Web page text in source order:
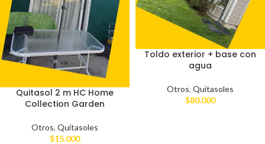
Quitasol 2 m HC Home
Collection Garden
Otros, Quitasoles
$15.000
Toldo exterior + base con
agua
Otros, Quitasoles
$80.000